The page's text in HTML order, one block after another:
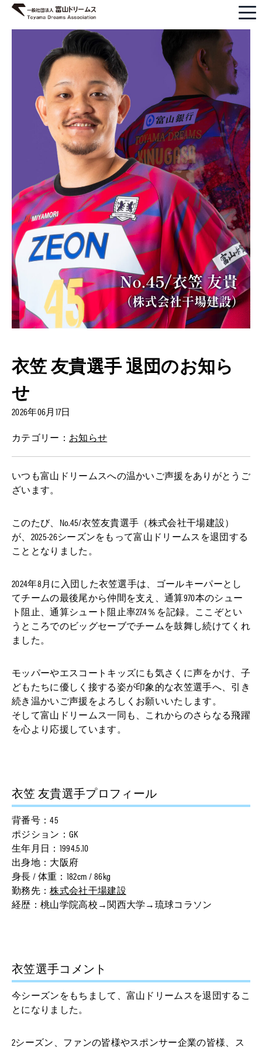
衣笠 友貴選手 退団のお知ら
せ
2026年06月17日
カテゴリー： お知らせ
いつも富山ドリームスへの温かいご声援をありがとうご
ざいます。
このたび、No.45/衣笠友貴選手（株式会社干場建設）
が、2025-26シーズンをもって富山ドリームスを退団する
こととなりました。
2024年8月に入団した衣笠選手は、ゴールキーパーとし
てチームの最後尾から仲間を支え、通算970本のシュー
ト阻止、通算シュート阻止率27.4％を記録。ここぞとい
うところでのビッグセーブでチームを鼓舞し続けてくれ
ました。
モッパーやエスコートキッズにも気さくに声をかけ、子
どもたちに優しく接する姿が印象的な衣笠選手へ、引き
続き温かいご声援をよろしくお願いいたします。
そして富山ドリームス一同も、これからのさらなる飛躍
を心より応援しています。
衣笠 友貴選手プロフィール
背番号：45
ポジション：GK
生年月日：1994.5.10
出身地：大阪府
身長 / 体重：182cm / 86kg
勤務先：株式会社干場建設
経歴：桃山学院高校→関西大学→琉球コラソン
衣笠選手コメント
今シーズンをもちまして、富山ドリームスを退団するこ
とになりました。
2シーズン、ファンの皆様やスポンサー企業の皆様、ス